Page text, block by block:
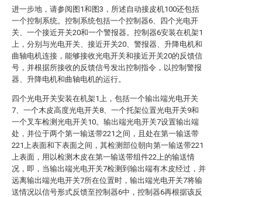
进一步地，请参阅图1和图3，所述自动接皮机100还包括
一个控制系统。控制系统包括一个控制器6、四个光电开
关、一个接近开关20和一个警报器。控制器6安装在机架1
上，分别与光电开关、接近开关20、警报器、升降电机和
曲轴电机连接，能够接收光电开关和接近开关20的反馈信
号，并根据所接收的反馈信号发出控制指令，以控制警报
器、升降电机和曲轴电机的运行。
四个光电开关安装在机架1上，包括一个输出端光电开关
7、一个木皮高度光电开关8、一个托架位置光电开关9和
一个叉车检测光电开关10。输出端光电开关7设置输出端
处，并位于两个第一输送带221之间，且处在第一输送带
221上表面和下表面之间，其检测部位朝向第一输送带221
上表面，用以检测木皮在第一输送带组件22上的输送情
况，即，当输出端光电开关7检测到输出端有木皮经过，并
远离输出端光电开关7所在位置时，输出端光电开关7将输
送情况以信号形式反馈至控制器6中，控制器6再根据该反